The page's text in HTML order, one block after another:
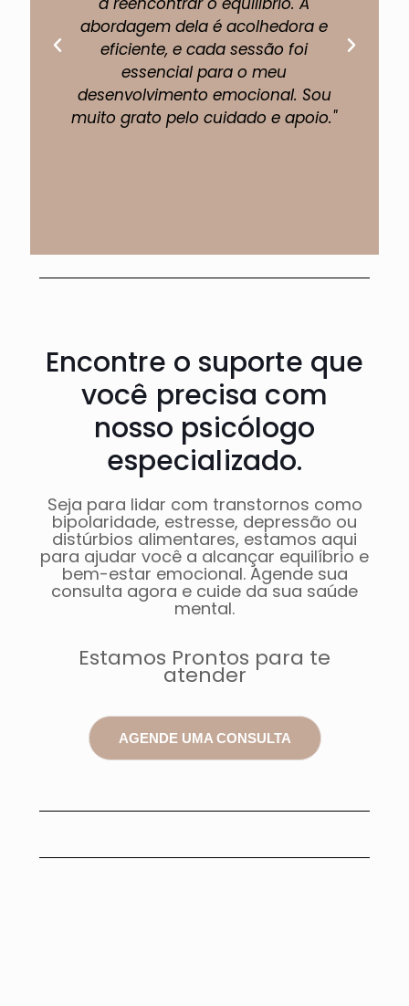
abordagem dela é acolhedora e
eficiente, e cada sessão foi
essencial para o meu
desenvolvimento emocional. Sou
muito grato pelo cuidado e apoio."
Encontre o suporte que
você precisa com
nosso psicólogo
especializado.
Seja para lidar com transtornos como
bipolaridade, estresse, depressão ou
distúrbios alimentares, estamos aqui
para ajudar você a alcançar equilíbrio e
bem-estar emocional. Agende sua
consulta agora e cuide da sua saúde
mental.
Estamos Prontos para te
atender
AGENDE UMA CONSULTA